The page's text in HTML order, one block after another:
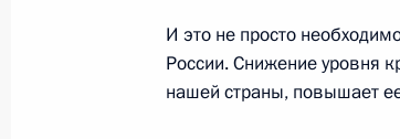
Республики
21 декабря 2005 года, 19:49
И это не просто
России. Снижение уровня
нашей страны, повышает